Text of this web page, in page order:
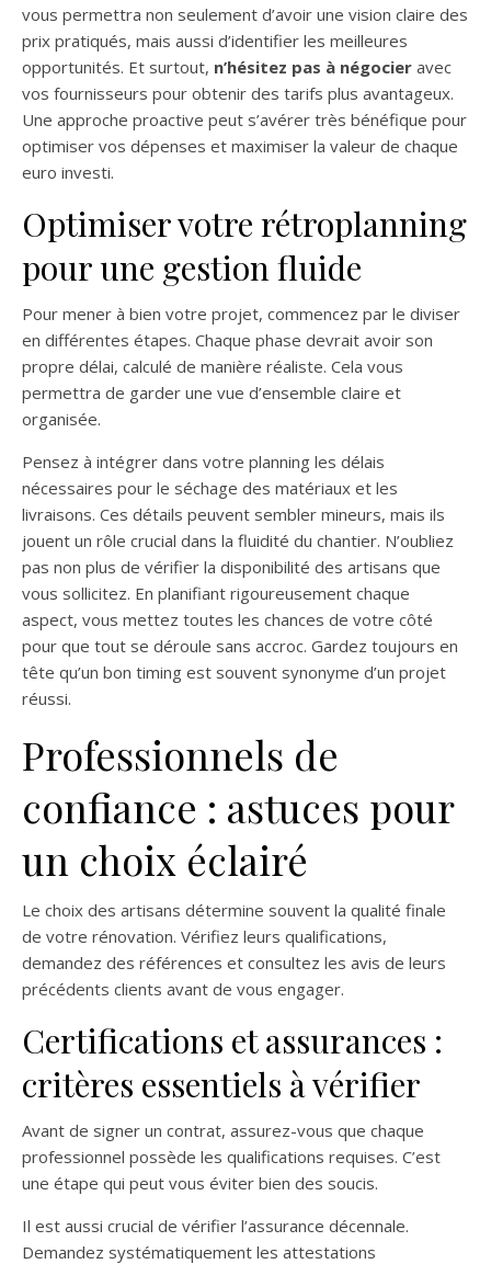
vous permettra non seulement d’avoir une vision claire des
prix pratiqués, mais aussi d’identifier les meilleures
opportunités. Et surtout, n’hésitez pas à négocier avec
vos fournisseurs pour obtenir des tarifs plus avantageux.
Une approche proactive peut s’avérer très bénéfique pour
optimiser vos dépenses et maximiser la valeur de chaque
euro investi.
Optimiser votre rétroplanning
pour une gestion fluide
Pour mener à bien votre projet, commencez par le diviser
en différentes étapes. Chaque phase devrait avoir son
propre délai, calculé de manière réaliste. Cela vous
permettra de garder une vue d’ensemble claire et
organisée.
Pensez à intégrer dans votre planning les délais
nécessaires pour le séchage des matériaux et les
livraisons. Ces détails peuvent sembler mineurs, mais ils
jouent un rôle crucial dans la fluidité du chantier. N’oubliez
pas non plus de vérifier la disponibilité des artisans que
vous sollicitez. En planifiant rigoureusement chaque
aspect, vous mettez toutes les chances de votre côté
pour que tout se déroule sans accroc. Gardez toujours en
tête qu’un bon timing est souvent synonyme d’un projet
réussi.
Professionnels de
confiance : astuces pour
un choix éclairé
Le choix des artisans détermine souvent la qualité finale
de votre rénovation. Vérifiez leurs qualifications,
demandez des références et consultez les avis de leurs
précédents clients avant de vous engager.
Certifications et assurances :
critères essentiels à vérifier
Avant de signer un contrat, assurez-vous que chaque
professionnel possède les qualifications requises. C’est
une étape qui peut vous éviter bien des soucis.
Il est aussi crucial de vérifier l’assurance décennale.
Demandez systématiquement les attestations